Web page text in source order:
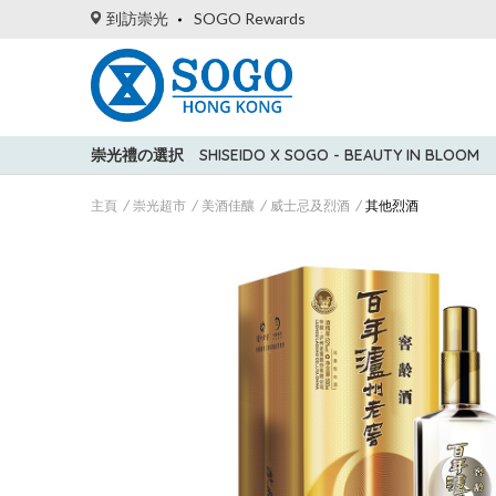
到訪崇光 SOGO Rewards
崇光禮の選択 SHISEIDO X SOGO - BEAUTY IN BLOOM
主頁 崇光超市 美酒佳釀 威士忌及烈酒 其他烈酒